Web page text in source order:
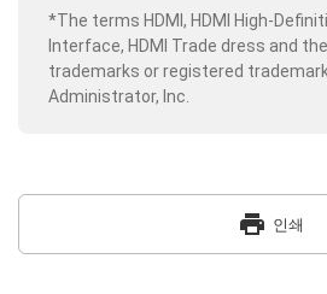
*The terms HDMI, HDMI High-
Interface, HDMI Trade dress and
trademarks or registered
Administrator, Inc.
print 인쇄